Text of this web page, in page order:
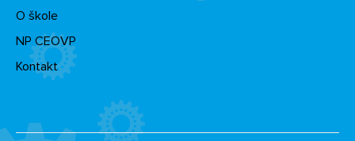
O škole
NP CEOVP
Kontakt